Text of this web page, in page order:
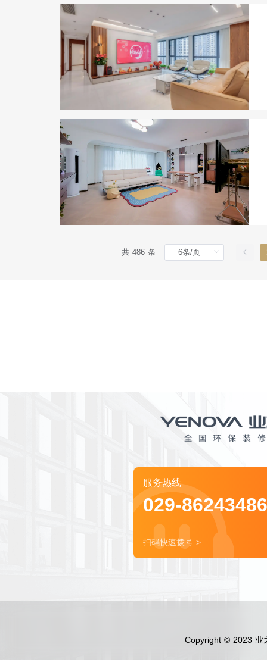
共 486 条
服务热线
029-
扫码快速拨号 >
Copyright © 2023 业